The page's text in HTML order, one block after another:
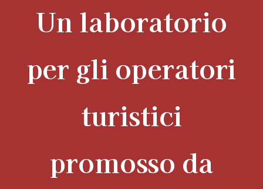
Un laboratorio
per gli operatori
turistici
promosso da